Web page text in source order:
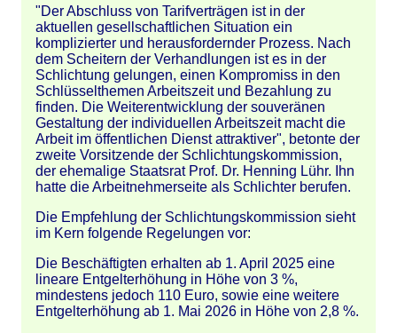
"Der Abschluss von Tarifverträgen ist in der
aktuellen gesellschaftlichen Situation ein
komplizierter und herausfordernder Prozess. Nach
dem Scheitern der Verhandlungen ist es in der
Schlichtung gelungen, einen Kompromiss in den
Schlüsselthemen Arbeitszeit und Bezahlung zu
finden. Die Weiterentwicklung der souveränen
Gestaltung der individuellen Arbeitszeit macht die
Arbeit im öffentlichen Dienst attraktiver", betonte der
zweite Vorsitzende der Schlichtungskommission,
der ehemalige Staatsrat Prof. Dr. Henning Lühr. Ihn
hatte die Arbeitnehmerseite als Schlichter berufen.
Die Empfehlung der Schlichtungskommission sieht
im Kern folgende Regelungen vor:
Die Beschäftigten erhalten ab 1. April 2025 eine
lineare Entgelterhöhung in Höhe von 3 %,
mindestens jedoch 110 Euro, sowie eine weitere
Entgelterhöhung ab 1. Mai 2026 in Höhe von 2,8 %.